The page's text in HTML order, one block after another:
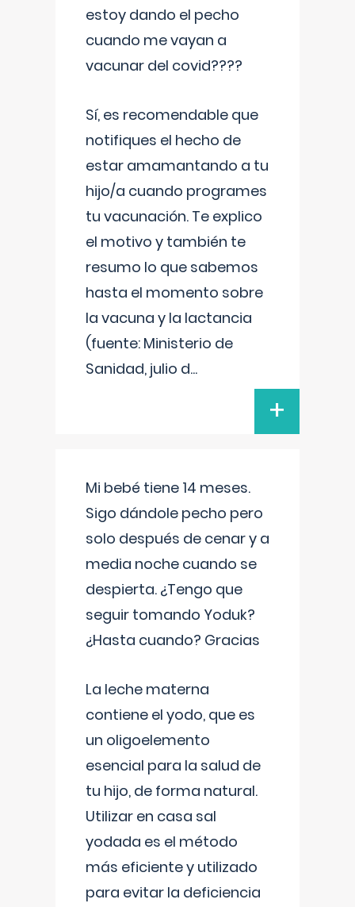
estoy dando el pecho
cuando me vayan a
vacunar del covid????
Sí, es recomendable que
notifiques el hecho de
estar amamantando a tu
hijo/a cuando programes
tu vacunación. Te explico
el motivo y también te
resumo lo que sabemos
hasta el momento sobre
la vacuna y la lactancia
(fuente: Ministerio de
Sanidad, julio d...
+
Mi bebé tiene 14 meses.
Sigo dándole pecho pero
solo después de cenar y a
media noche cuando se
despierta. ¿Tengo que
seguir tomando Yoduk?
¿Hasta cuando? Gracias
La leche materna
contiene el yodo, que es
un oligoelemento
esencial para la salud de
tu hijo, de forma natural.
Utilizar en casa sal
yodada es el método
más eficiente y utilizado
para evitar la deficiencia